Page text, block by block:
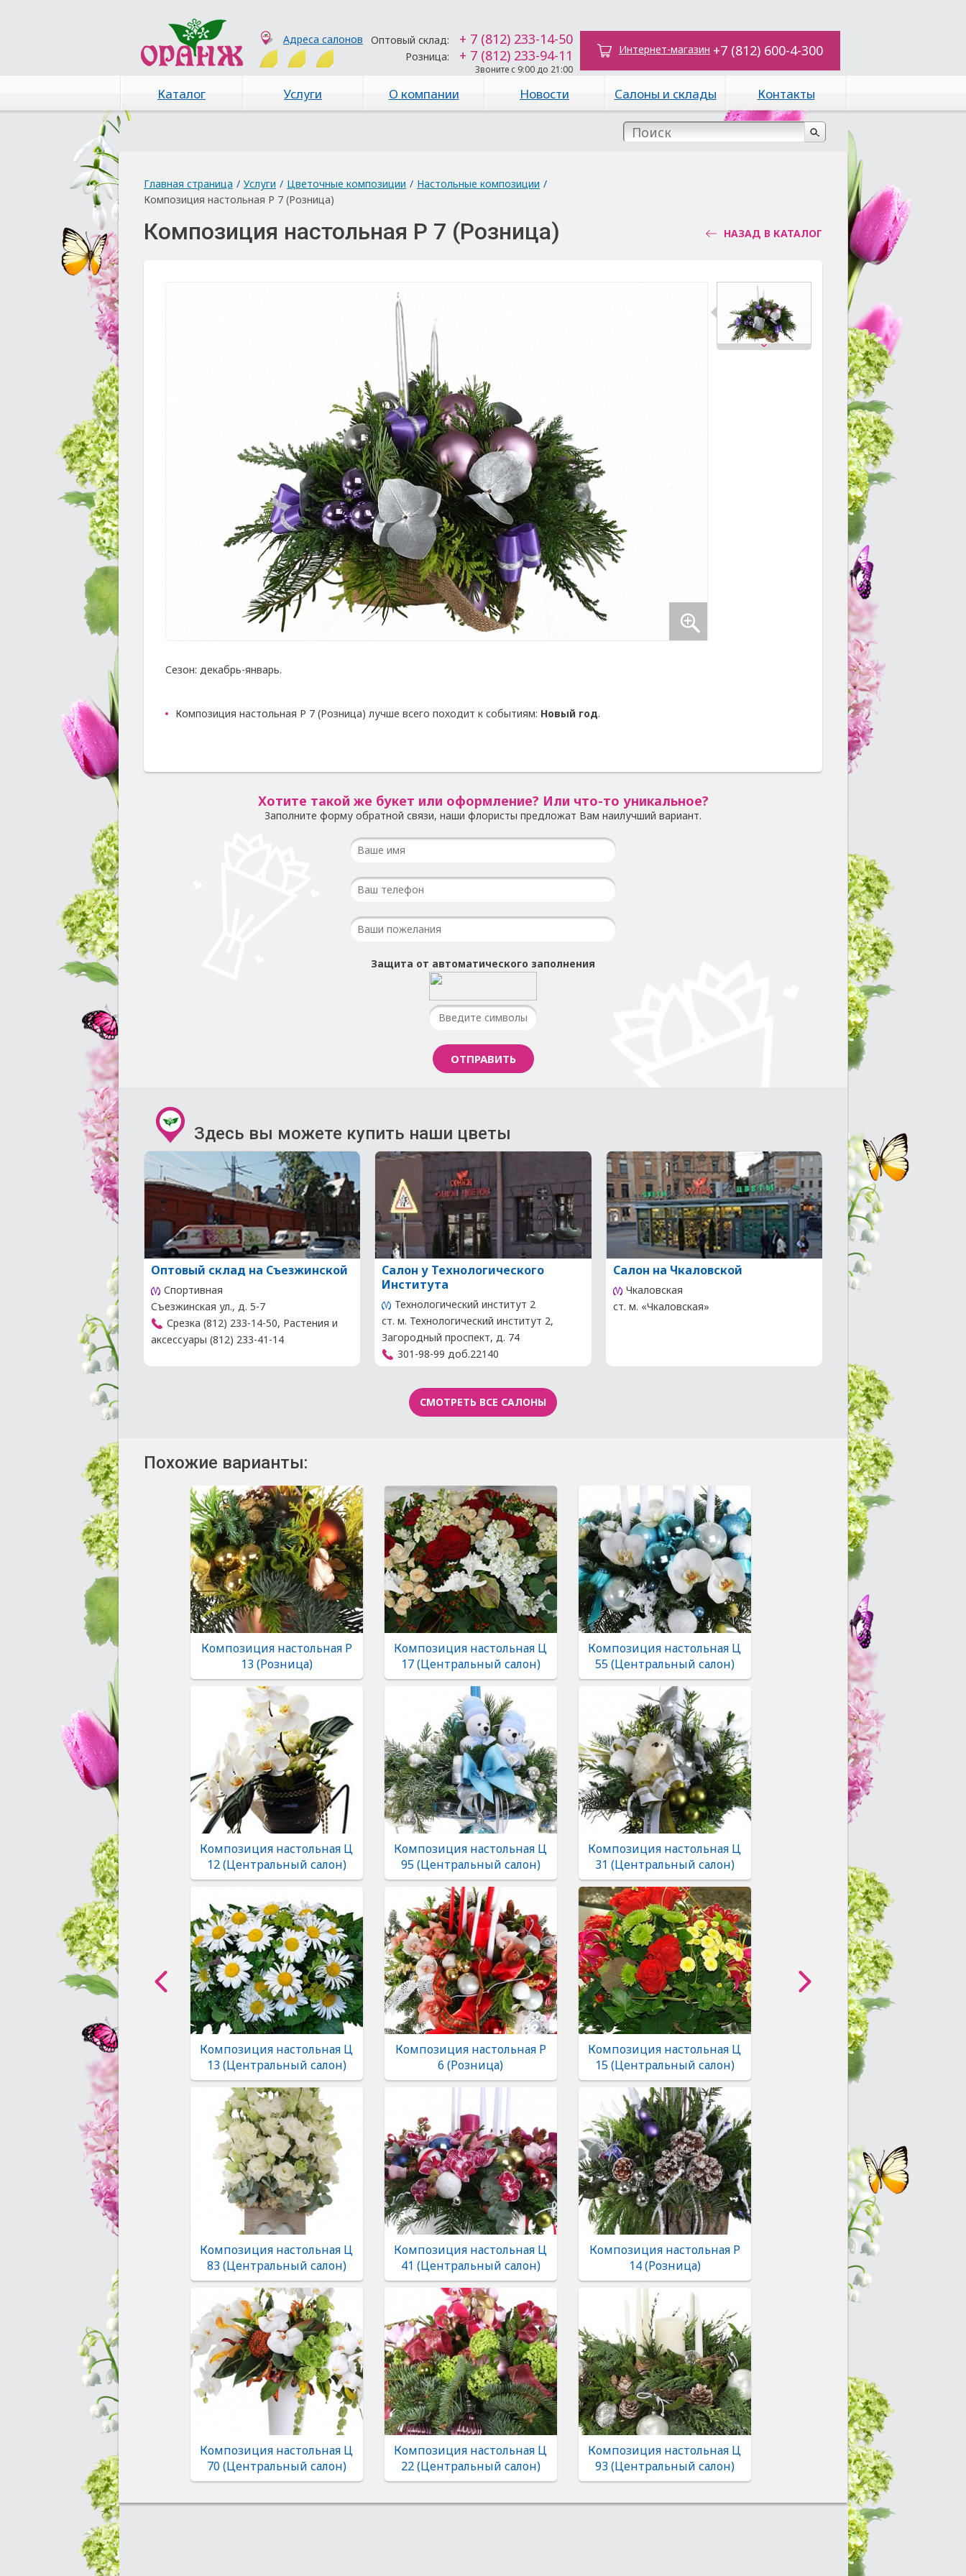
Адреса салонов Оптовый склад: + 7 (812) 233-14-50
Розница: + 7 (812) 233-94-11
Звоните с 9:00 до 21:00
Интернет-магазин +7 (812) 600-4-300
Каталог Услуги О компании Новости Салоны и склады Контакты
Главная страница / Услуги / Цветочные композиции / Настольные композиции /
Композиция настольная Р 7 (Розница)
Композиция настольная Р 7 (Розница) НАЗАД В КАТАЛОГ
Сезон: декабрь-январь.
Композиция настольная Р 7 (Розница) лучше всего походит к событиям: Новый год.
Хотите такой же букет или оформление? Или что-то уникальное?
Заполните форму обратной связи, наши флористы предложат Вам наилучший вариант.
Защита от автоматического заполнения
Здесь вы можете купить наши цветы
Оптовый склад на Съезжинской
Спортивная
Съезжинская ул., д. 5-7
Срезка (812) 233-14-50, Растения и
аксессуары (812) 233-41-14
Салон у Технологического
Института
Технологический институт 2
ст. м. Технологический институт 2,
Загородный проспект, д. 74
301-98-99 доб.22140
Салон на Чкаловской
Чкаловская
ст. м. «Чкаловская»
СМОТРЕТЬ ВСЕ САЛОНЫ
Похожие варианты:
Композиция настольная Р
13 (Розница)
Композиция настольная Ц
17 (Центральный салон)
Композиция настольная Ц
55 (Центральный салон)
Композиция настольная Ц
12 (Центральный салон)
Композиция настольная Ц
95 (Центральный салон)
Композиция настольная Ц
31 (Центральный салон)
Композиция настольная Ц
13 (Центральный салон)
Композиция настольная Р
6 (Розница)
Композиция настольная Ц
15 (Центральный салон)
Композиция настольная Ц
83 (Центральный салон)
Композиция настольная Ц
41 (Центральный салон)
Композиция настольная Р
14 (Розница)
Композиция настольная Ц
70 (Центральный салон)
Композиция настольная Ц
22 (Центральный салон)
Композиция настольная Ц
93 (Центральный салон)